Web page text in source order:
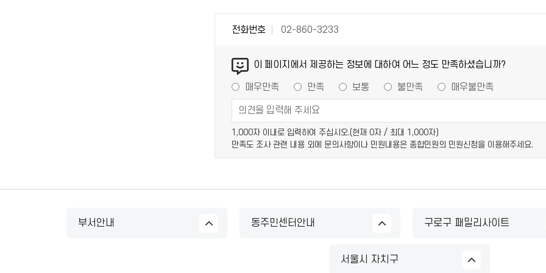
전화번호 02-860-3233
이 페이지에서 제공하는 정보에 대하여 어느 정도 만족하셨습니까?
매우만족 만족 보통 불만족 매우불만족
1,000자 이내로 입력하여 주십시오.(현재 0자 / 최대 1,000자)
만족도 조사 관련 내용 외에 문의사항이나 민원내용은 종합민원의 민원신청을 이용해주세요.
부서안내 동주민센터안내 구로구 패밀리사이트
서울시 자치구